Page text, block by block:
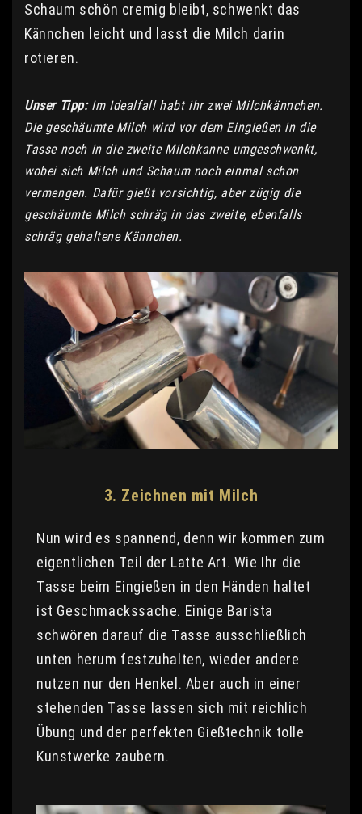
Schaum schön cremig bleibt, schwenkt das
Kännchen leicht und lasst die Milch darin
rotieren.
Unser Tipp:Im Idealfall habt ihr zwei Milchkännchen.
Die geschäumte Milch wird vor dem Eingießen in die
Tasse noch in die zweite Milchkanne umgeschwenkt,
wobei sich Milch und Schaum noch einmal schon
vermengen. Dafür gießt vorsichtig, aber zügig die
geschäumte Milch schräg in das zweite, ebenfalls
schräg gehaltene Kännchen.
3. Zeichnen mit Milch
Nun wird es spannend, denn wir kommen zum
eigentlichen Teil der Latte Art. Wie Ihr die
Tasse beim Eingießen in den Händen haltet
ist Geschmackssache. Einige Barista
schwören darauf die Tasse ausschließlich
unten herum festzuhalten, wieder andere
nutzen nur den Henkel. Aber auch in einer
stehenden Tasse lassen sich mit reichlich
Übung und der perfekten Gießtechnik tolle
Kunstwerke zaubern.